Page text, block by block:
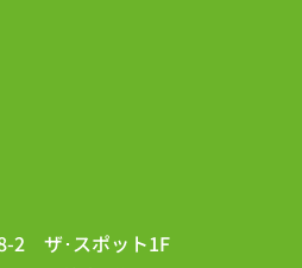
2 ザ･スポット1F